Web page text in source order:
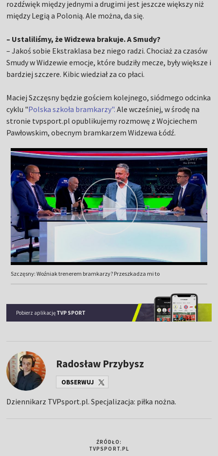
rozdźwięk między jednymi a drugimi jest jeszcze większy niż
między Legią a Polonią. Ale można, da się.
– Ustaliliśmy, że Widzewa brakuje. A Smudy?
– Jakoś sobie Ekstraklasa bez niego radzi. Chociaż za czasów
Smudy w Widzewie emocje, które budziły mecze, były większe i
bardziej szczere. Kibic wiedział za co płaci.
Maciej Szczęsny będzie gościem kolejnego, siódmego odcinka
cyklu "Polska szkoła bramkarzy". Ale wcześniej, w środę na
stronie tvpsport.pl opublikujemy rozmowę z Wojciechem
Pawłowskim, obecnym bramkarzem Widzewa Łódź.
Szczęsny: Woźniak trenerem bramkarzy? Przeszkadza mi to
Pobierz aplikację TVP SPORT
Radosław Przybysz
OBSERWUJ
Dziennikarz TVPsport.pl. Specjalizacja: piłka nożna.
ŹRÓDŁO:
TVPSPORT.PL